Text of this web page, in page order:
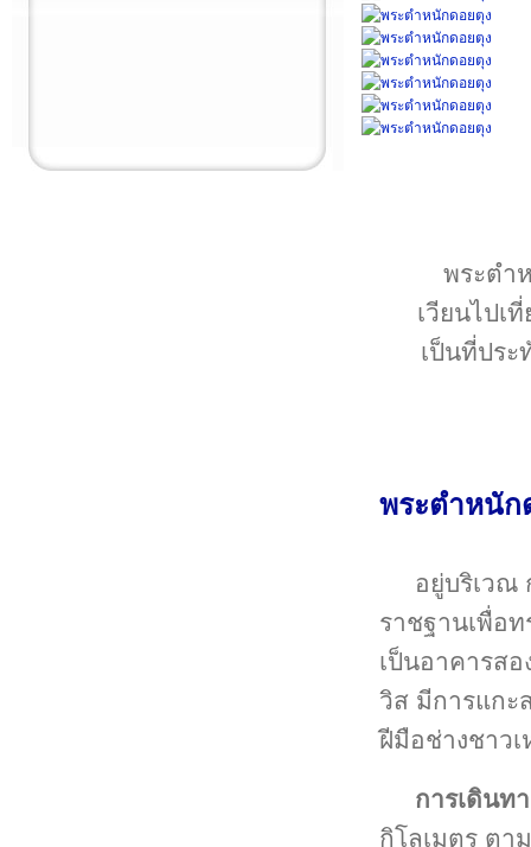
พระตำ
เวียนไปเ
เป็นที่ประ
พระตำหนัก
อยู่บริเวณ
ราชฐานเพื่อ
เป็นอาคารส
วิส มีการแกะ
ฝีมือช่างชาว
การเดินท
กิโลเมตร ตา